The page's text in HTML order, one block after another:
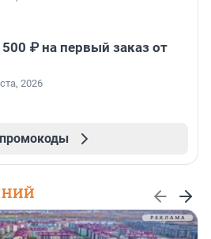
₽ на первый заказ от
2026